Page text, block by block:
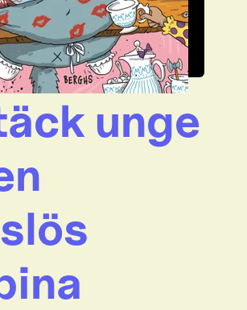
unge